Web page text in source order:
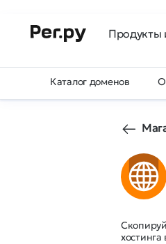
Продукты
Каталог доменов О
хостинга